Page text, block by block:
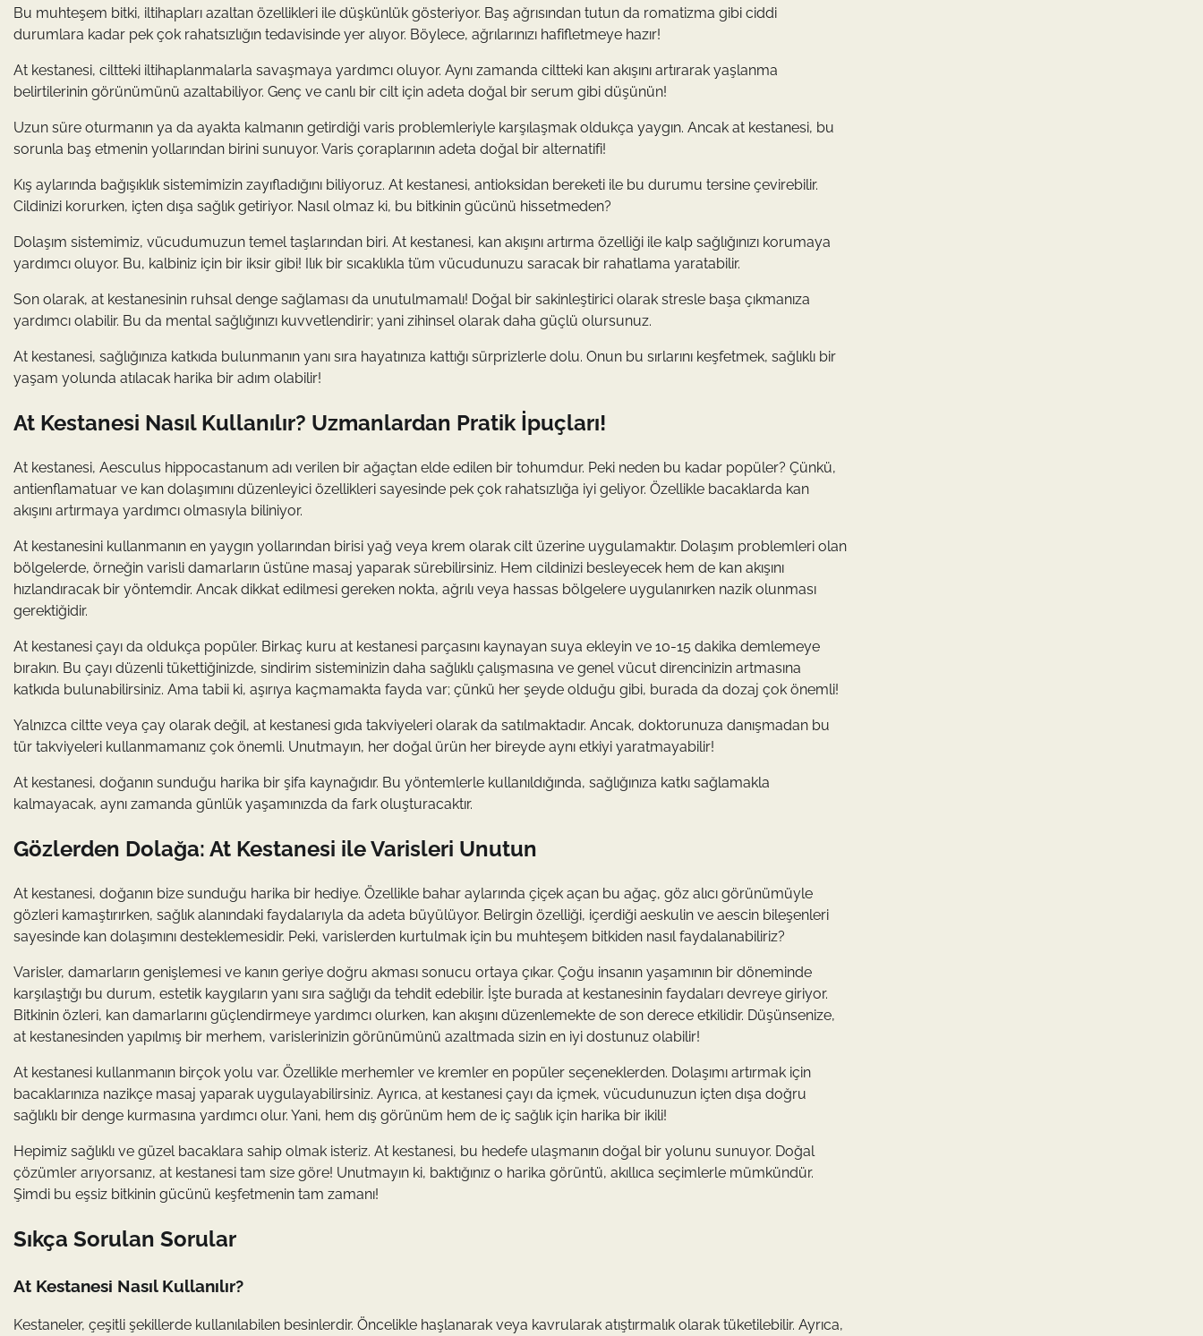
Bu muhteşem bitki, iltihapları azaltan özellikleri ile düşkünlük gösteriyor. Baş ağrısından tutun da romatizma gibi ciddi
durumlara kadar pek çok rahatsızlığın tedavisinde yer alıyor. Böylece, ağrılarınızı hafifletmeye hazır!
At kestanesi, ciltteki iltihaplanmalarla savaşmaya yardımcı oluyor. Aynı zamanda ciltteki kan akışını artırarak yaşlanma
belirtilerinin görünümünü azaltabiliyor. Genç ve canlı bir cilt için adeta doğal bir serum gibi düşünün!
Uzun süre oturmanın ya da ayakta kalmanın getirdiği varis problemleriyle karşılaşmak oldukça yaygın. Ancak at kestanesi, bu
sorunla baş etmenin yollarından birini sunuyor. Varis çoraplarının adeta doğal bir alternatifi!
Kış aylarında bağışıklık sistemimizin zayıfladığını biliyoruz. At kestanesi, antioksidan bereketi ile bu durumu tersine çevirebilir.
Cildinizi korurken, içten dışa sağlık getiriyor. Nasıl olmaz ki, bu bitkinin gücünü hissetmeden?
Dolaşım sistemimiz, vücudumuzun temel taşlarından biri. At kestanesi, kan akışını artırma özelliği ile kalp sağlığınızı korumaya
yardımcı oluyor. Bu, kalbiniz için bir iksir gibi! Ilık bir sıcaklıkla tüm vücudunuzu saracak bir rahatlama yaratabilir.
Son olarak, at kestanesinin ruhsal denge sağlaması da unutulmamalı! Doğal bir sakinleştirici olarak stresle başa çıkmanıza
yardımcı olabilir. Bu da mental sağlığınızı kuvvetlendirir; yani zihinsel olarak daha güçlü olursunuz.
At kestanesi, sağlığınıza katkıda bulunmanın yanı sıra hayatınıza kattığı sürprizlerle dolu. Onun bu sırlarını keşfetmek, sağlıklı bir
yaşam yolunda atılacak harika bir adım olabilir!
At Kestanesi Nasıl Kullanılır? Uzmanlardan Pratik İpuçları!
At kestanesi, Aesculus hippocastanum adı verilen bir ağaçtan elde edilen bir tohumdur. Peki neden bu kadar popüler? Çünkü,
antienflamatuar ve kan dolaşımını düzenleyici özellikleri sayesinde pek çok rahatsızlığa iyi geliyor. Özellikle bacaklarda kan
akışını artırmaya yardımcı olmasıyla biliniyor.
At kestanesini kullanmanın en yaygın yollarından birisi yağ veya krem olarak cilt üzerine uygulamaktır. Dolaşım problemleri olan
bölgelerde, örneğin varisli damarların üstüne masaj yaparak sürebilirsiniz. Hem cildinizi besleyecek hem de kan akışını
hızlandıracak bir yöntemdir. Ancak dikkat edilmesi gereken nokta, ağrılı veya hassas bölgelere uygulanırken nazik olunması
gerektiğidir.
At kestanesi çayı da oldukça popüler. Birkaç kuru at kestanesi parçasını kaynayan suya ekleyin ve 10-15 dakika demlemeye
bırakın. Bu çayı düzenli tükettiğinizde, sindirim sisteminizin daha sağlıklı çalışmasına ve genel vücut direncinizin artmasına
katkıda bulunabilirsiniz. Ama tabii ki, aşırıya kaçmamakta fayda var; çünkü her şeyde olduğu gibi, burada da dozaj çok önemli!
Yalnızca ciltte veya çay olarak değil, at kestanesi gıda takviyeleri olarak da satılmaktadır. Ancak, doktorunuza danışmadan bu
tür takviyeleri kullanmamanız çok önemli. Unutmayın, her doğal ürün her bireyde aynı etkiyi yaratmayabilir!
At kestanesi, doğanın sunduğu harika bir şifa kaynağıdır. Bu yöntemlerle kullanıldığında, sağlığınıza katkı sağlamakla
kalmayacak, aynı zamanda günlük yaşamınızda da fark oluşturacaktır.
Gözlerden Dolağa: At Kestanesi ile Varisleri Unutun
At kestanesi, doğanın bize sunduğu harika bir hediye. Özellikle bahar aylarında çiçek açan bu ağaç, göz alıcı görünümüyle
gözleri kamaştırırken, sağlık alanındaki faydalarıyla da adeta büyülüyor. Belirgin özelliği, içerdiği aeskulin ve aescin bileşenleri
sayesinde kan dolaşımını desteklemesidir. Peki, varislerden kurtulmak için bu muhteşem bitkiden nasıl faydalanabiliriz?
Varisler, damarların genişlemesi ve kanın geriye doğru akması sonucu ortaya çıkar. Çoğu insanın yaşamının bir döneminde
karşılaştığı bu durum, estetik kaygıların yanı sıra sağlığı da tehdit edebilir. İşte burada at kestanesinin faydaları devreye giriyor.
Bitkinin özleri, kan damarlarını güçlendirmeye yardımcı olurken, kan akışını düzenlemekte de son derece etkilidir. Düşünsenize,
at kestanesinden yapılmış bir merhem, varislerinizin görünümünü azaltmada sizin en iyi dostunuz olabilir!
At kestanesi kullanmanın birçok yolu var. Özellikle merhemler ve kremler en popüler seçeneklerden. Dolaşımı artırmak için
bacaklarınıza nazikçe masaj yaparak uygulayabilirsiniz. Ayrıca, at kestanesi çayı da içmek, vücudunuzun içten dışa doğru
sağlıklı bir denge kurmasına yardımcı olur. Yani, hem dış görünüm hem de iç sağlık için harika bir ikili!
Hepimiz sağlıklı ve güzel bacaklara sahip olmak isteriz. At kestanesi, bu hedefe ulaşmanın doğal bir yolunu sunuyor. Doğal
çözümler arıyorsanız, at kestanesi tam size göre! Unutmayın ki, baktığınız o harika görüntü, akıllıca seçimlerle mümkündür.
Şimdi bu eşsiz bitkinin gücünü keşfetmenin tam zamanı!
Sıkça Sorulan Sorular
At Kestanesi Nasıl Kullanılır?
Kestaneler, çeşitli şekillerde kullanılabilen besinlerdir. Öncelikle haşlanarak veya kavrularak atıştırmalık olarak tüketilebilir. Ayrıca,